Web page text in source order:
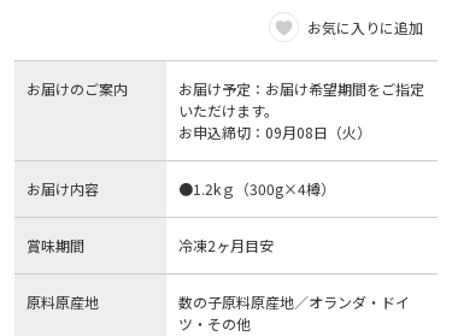
お気に入りに追加
お届けのご案内
お届け予定：お届け希望期間をご指定
いただけます。
お申込締切：09月08日（火）
お届け内容 ●1.2kｇ（300g×4樽）
賞味期間 冷凍2ヶ月目安
原料原産地
数の子原料原産地／オランダ・ドイ
ツ・その他